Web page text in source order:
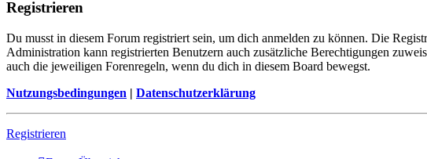
Registrieren
Du musst in diesem Forum registriert sein, um dich anmelden zu können. Die
Administration kann registrierten Benutzern auch zusätzliche Berechtigungen
auch die jeweiligen Forenregeln, wenn du dich in diesem Board bewegst.
Nutzungsbedingungen | Datenschutzerklärung
Registrieren